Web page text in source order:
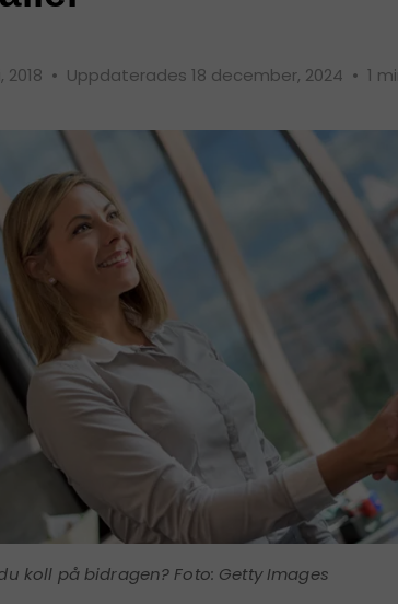
• Uppdaterades 18 december, 2024 • 1
koll på bidragen? Foto: Getty Images